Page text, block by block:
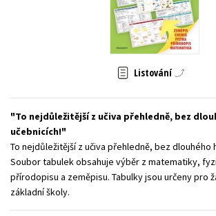
Zahraniční literatura
Všechny tituly
Listování
To nejdůležitější z učiva přehledně, bez
učebnicích!
To nejdůležitější z učiva přehledně, bez dlouhého
Soubor tabulek obsahuje výběr z matematiky,
přírodopisu a zeměpisu. Tabulky jsou určeny pro
základní školy.